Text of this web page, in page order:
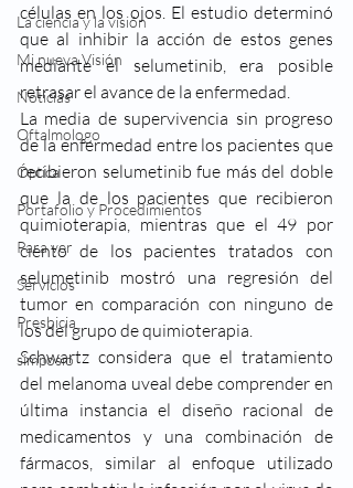
La ciencia y la visión
Mi nueva Visión
Noticias
Oftalmologo
Óptica
Portafolio y Procedimientos
Para ver
Servicios
Presbicia
simposio
células en los ojos. El estudio determinó
que al inhibir la acción de estos genes
mediante el selumetinib, era posible
retrasar el avance de la enfermedad.
La media de supervivencia sin progreso
de la enfermedad entre los pacientes que
recibieron selumetinib fue más del doble
que la de los pacientes que recibieron
quimioterapia, mientras que el 49 por
ciento de los pacientes tratados con
selumetinib mostró una regresión del
tumor en comparación con ninguno de
los del grupo de quimioterapia.
Schwartz considera que el tratamiento
del melanoma uveal debe comprender en
última instancia el diseño racional de
medicamentos y una combinación de
fármacos, similar al enfoque utilizado